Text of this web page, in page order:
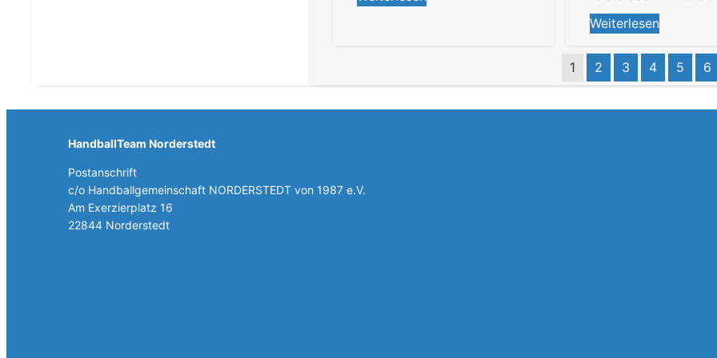
Weiterlesen
1 2 3 4 5 6
HandballTeam Norderstedt
Postanschrift
c/o Handballgemeinschaft NORDERSTEDT von 1987 e.V.
Am Exerzierplatz 16
22844 Norderstedt